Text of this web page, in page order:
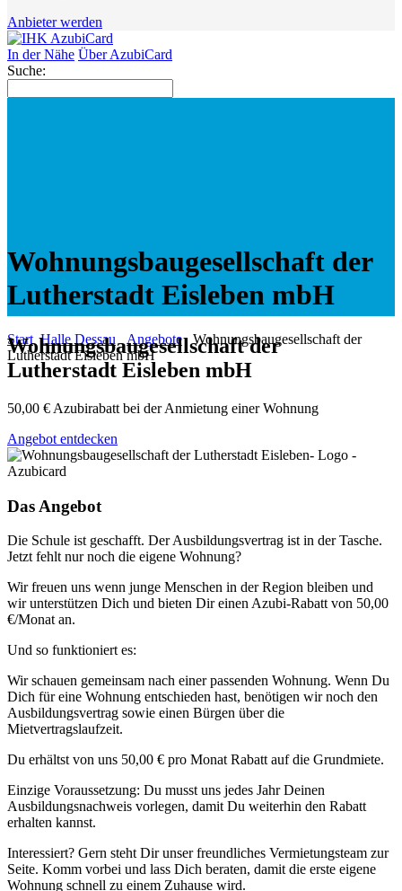
Anbieter werden
In der Nähe Über AzubiCard
Suche:
Wohnungsbaugesellschaft der
Lutherstadt Eisleben mbH
Start Halle Dessau Angebote
Wohnungsbaugesellschaft der
Lutherstadt Eisleben mbH
Wohnungsbaugesellschaft der
Lutherstadt Eisleben mbH
50,00 € Azubirabatt bei der Anmietung einer Wohnung
Angebot entdecken
Das Angebot
Die Schule ist geschafft. Der Ausbildungsvertrag ist in der Tasche.
Jetzt fehlt nur noch die eigene Wohnung?
Wir freuen uns wenn junge Menschen in der Region bleiben und
wir unterstützen Dich und bieten Dir einen Azubi-Rabatt von 50,00
€/Monat an.
Und so funktioniert es:
Wir schauen gemeinsam nach einer passenden Wohnung. Wenn Du
Dich für eine Wohnung entschieden hast, benötigen wir noch den
Ausbildungsvertrag sowie einen Bürgen über die
Mietvertragslaufzeit.
Du erhältst von uns 50,00 € pro Monat Rabatt auf die Grundmiete.
Einzige Voraussetzung: Du musst uns jedes Jahr Deinen
Ausbildungsnachweis vorlegen, damit Du weiterhin den Rabatt
erhalten kannst.
Interessiert? Gern steht Dir unser freundliches Vermietungsteam zur
Seite. Komm vorbei und lass Dich beraten, damit die erste eigene
Wohnung schnell zu einem Zuhause wird.